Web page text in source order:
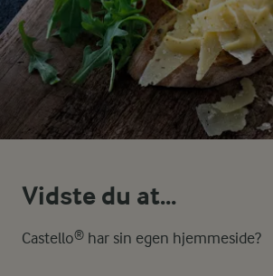
Vidste du at...
Castello® har sin egen hjemmeside?